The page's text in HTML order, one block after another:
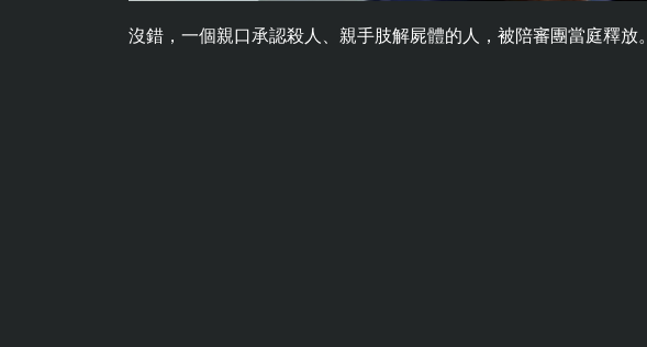
沒錯，一個親口承認殺人、親手肢解屍體的人，被陪審團當庭釋放。